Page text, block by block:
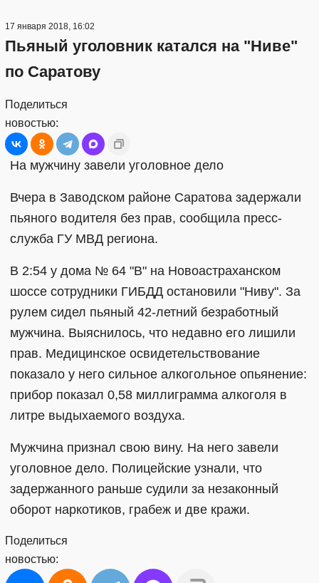
17 января 2018, 16:02
Пьяный уголовник катался на "Ниве"
по Саратову
Поделиться
новостью:
На мужчину завели уголовное дело
Вчера в Заводском районе Саратова задержали
пьяного водителя без прав, сообщила пресс-
служба ГУ МВД региона.
В 2:54 у дома № 64 "В" на Новоастраханском
шоссе сотрудники ГИБДД остановили "Ниву". За
рулем сидел пьяный 42-летний безработный
мужчина. Выяснилось, что недавно его лишили
прав. Медицинское освидетельствование
показало у него сильное алкогольное опьянение:
прибор показал 0,58 миллиграмма алкоголя в
литре выдыхаемого воздуха.
Мужчина признал свою вину. На него завели
уголовное дело. Полицейские узнали, что
задержанного раньше судили за незаконный
оборот наркотиков, грабеж и две кражи.
Поделиться
новостью: